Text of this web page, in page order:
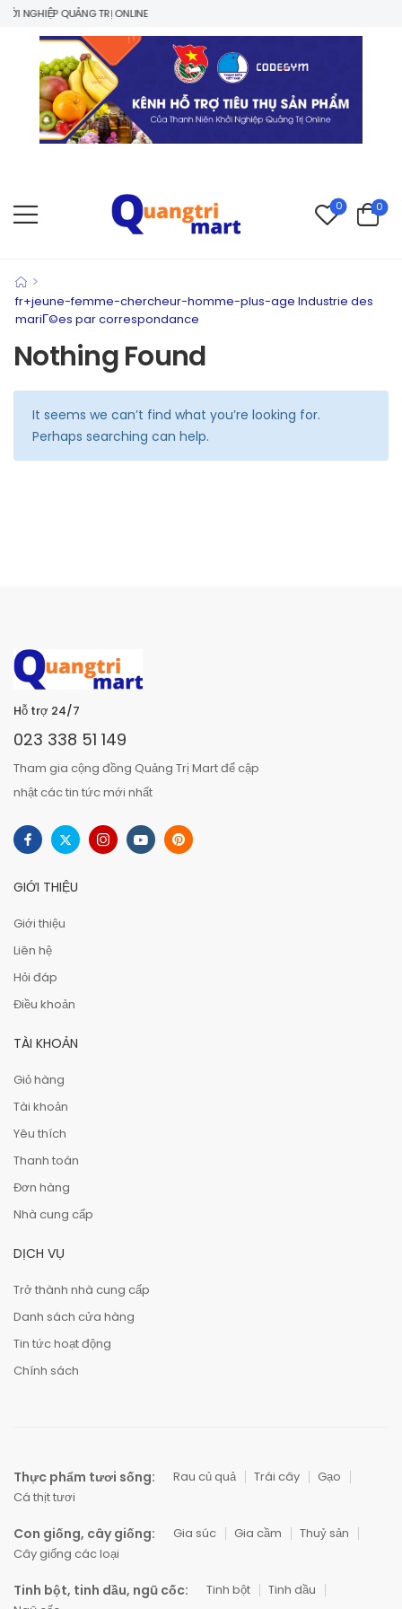
NGHIỆP QUẢNG TRỊ ONLINE
0 0
>
fr+jeune-femme-chercheur-homme-plus-age Industrie des
mariГ©es par correspondance
Nothing Found
It seems we can’t find what you’re looking for.
Perhaps searching can help.
Hỗ trợ 24/7
023 338 51 149
Tham gia cộng đồng Quảng Trị Mart để cập
nhật các tin tức mới nhất
GIỚI THIỆU
Giới thiệu
Liên hệ
Hỏi đáp
Điều khoản
TÀI KHOẢN
Giỏ hàng
Tài khoản
Yêu thích
Thanh toán
Đơn hàng
Nhà cung cấp
DỊCH VỤ
Trở thành nhà cung cấp
Danh sách cửa hàng
Tin tức hoạt động
Chính sách
Thực phẩm tươi sống: Rau củ quả Trái cây
Gạo
Cá thịt tươi
Con giống, cây giống: Gia súc Gia cầm
Thuỷ sản
Cây giống các loại
Tinh bột, tinh dầu, ngũ cốc: Tinh bột
Tinh dầu